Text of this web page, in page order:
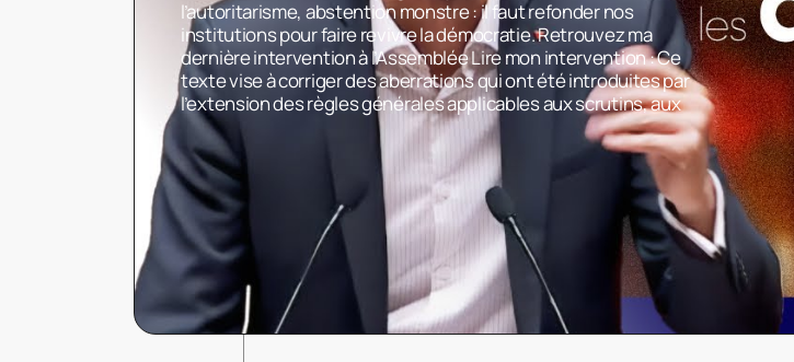
l’autoritarisme, abstention monstre : il faut refonder nos
institutions pour faire revivre la démocratie. Retrouvez ma
dernière intervention à l’Assemblée Lire mon intervention : Ce
texte vise à corriger des aberrations qui ont été introduites par
l’extension des règles générales applicables aux scrutins, aux